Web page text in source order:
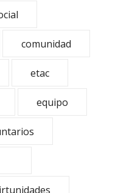
comunidad
etac
equipo